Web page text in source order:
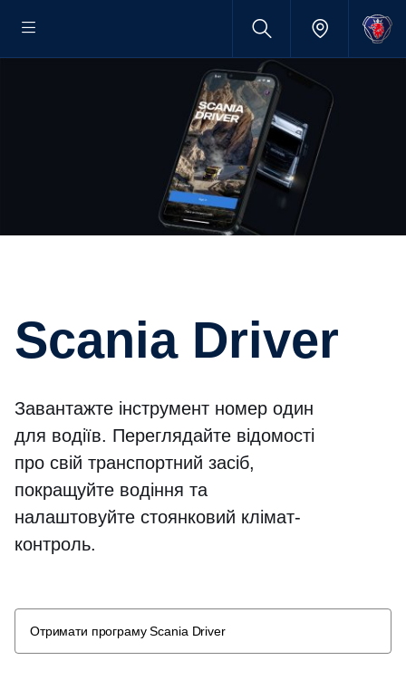
Scania Driver
Завантажте інструмент номер один
для водіїв. Переглядайте відомості
про свій транспортний засіб,
покращуйте водіння та
налаштовуйте стоянковий клімат-
контроль.
Отримати програму Scania Driver